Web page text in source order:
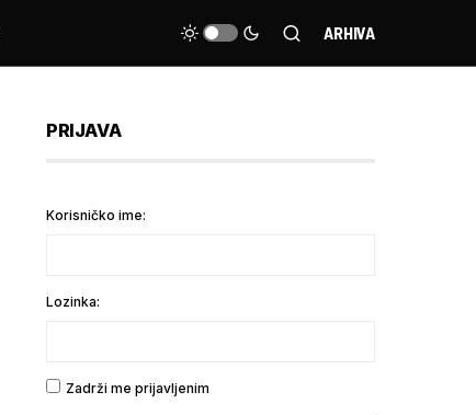
ARHIVA
PRIJAVA
Korisničko ime:
Lozinka:
Zadrži me prijavljenim